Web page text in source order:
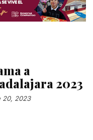
a
2023
20, 2023